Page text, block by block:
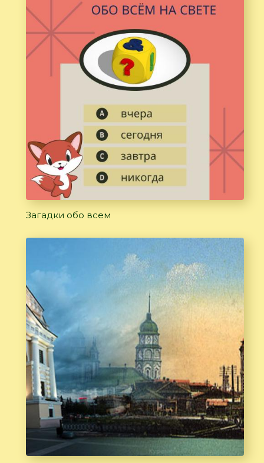
Загадки обо всем